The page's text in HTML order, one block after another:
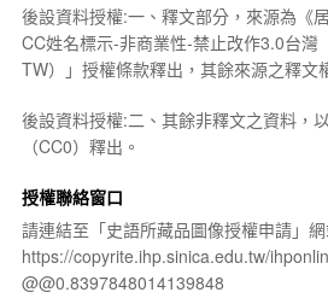
後設資料授權:一、釋文部分，來源為《
CC姓名標示-非商業性-禁止改作3.0台灣
TW）」授權條款釋出，其餘來源之釋文
後設資料授權:二、其餘非釋文之資料，
（CC0）釋出。
授權聯絡窗口
請連結至「史語所藏品圖像授權申請」
https://copyrite.ihp.sinica.edu.tw/
@@0.8397848014139848